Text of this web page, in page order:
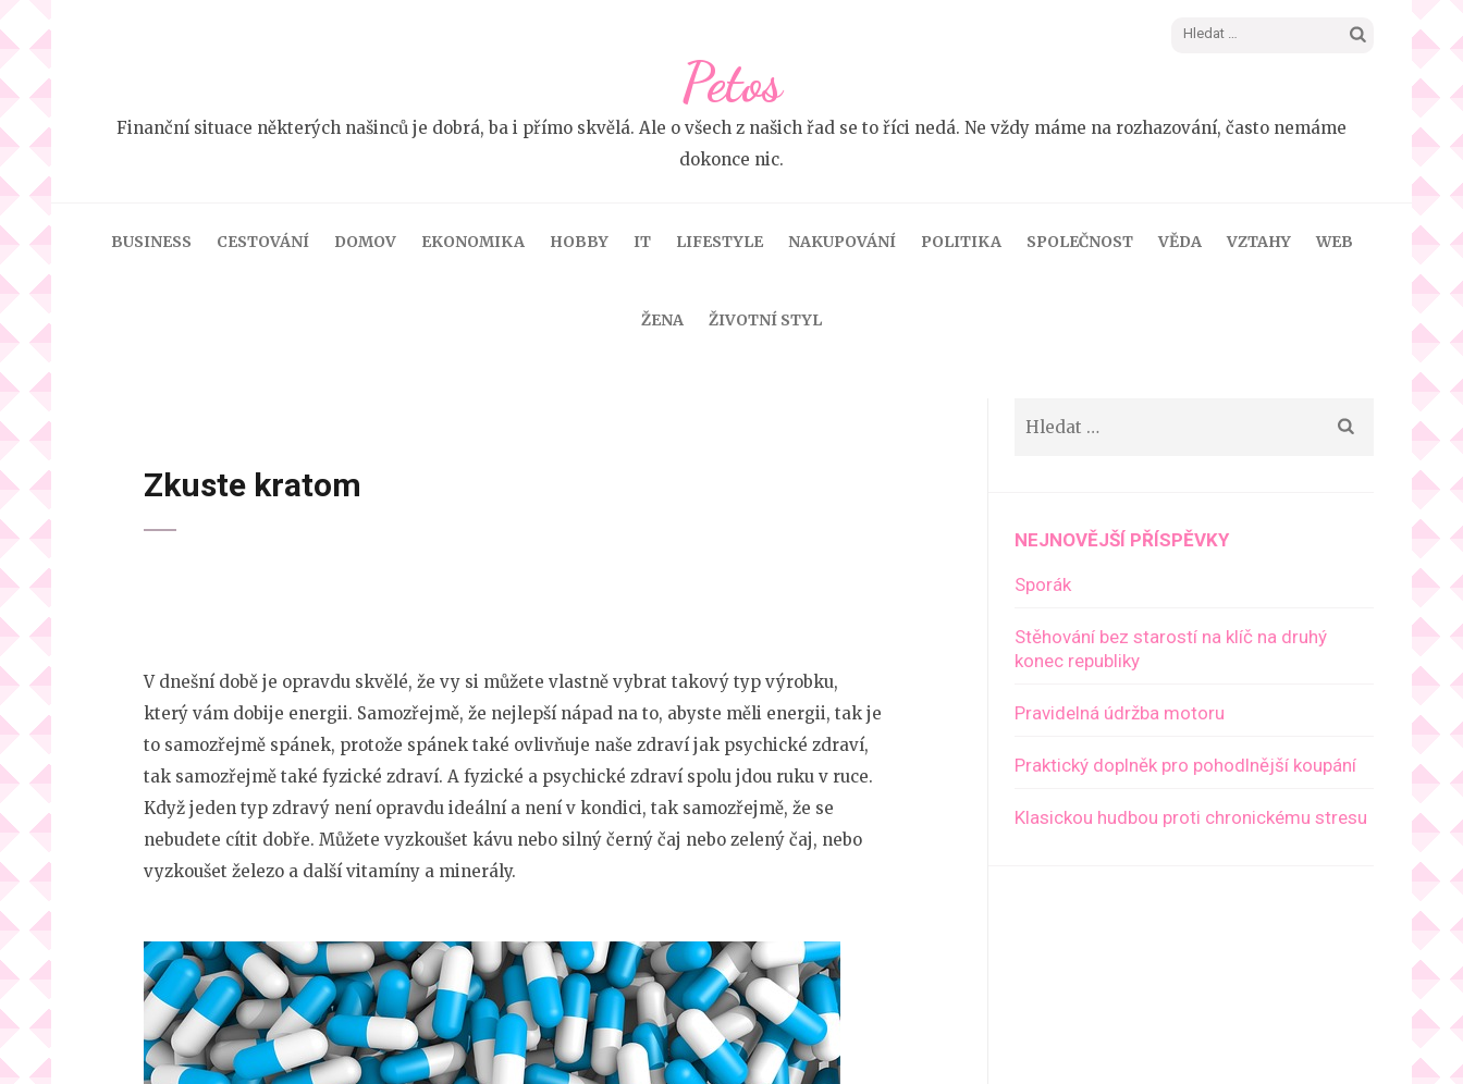
obsah
Vyhledávání
Petos
Finanční situace některých našinců je dobrá, ba i přímo skvělá. Ale o všech z našich řad se to říci nedá. Ne vždy máme na rozhazování, často nemáme
dokonce nic.
BUSINESS CESTOVÁNÍ DOMOV EKONOMIKA HOBBY IT LIFESTYLE NAKUPOVÁNÍ POLITIKA SPOLEČNOST VĚDA VZTAHY WEB
ŽENA ŽIVOTNÍ STYL
Zkuste kratom
V dnešní době je opravdu skvělé, že vy si můžete vlastně vybrat takový typ výrobku,
který vám dobije energii. Samozřejmě, že nejlepší nápad na to, abyste měli energii, tak je
to samozřejmě spánek, protože spánek také ovlivňuje naše zdraví jak psychické zdraví,
tak samozřejmě také fyzické zdraví. A fyzické a psychické zdraví spolu jdou ruku v ruce.
Když jeden typ zdravý není opravdu ideální a není v kondici, tak samozřejmě, že se
nebudete cítit dobře. Můžete vyzkoušet kávu nebo silný černý čaj nebo zelený čaj, nebo
vyzkoušet železo a další vitamíny a minerály.
NEJNOVĚJŠÍ PŘÍSPĚVKY
Sporák
Stěhování bez starostí na klíč na druhý
konec republiky
Pravidelná údržba motoru
Praktický doplněk pro pohodlnější koupání
Klasickou hudbou proti chronickému stresu